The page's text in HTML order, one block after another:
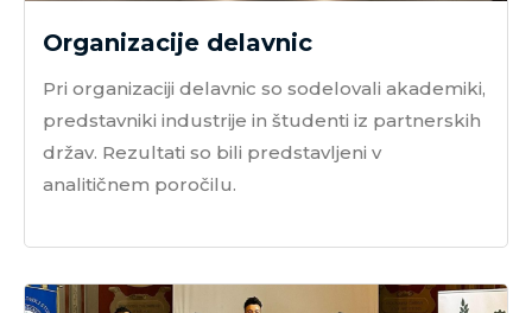
Organizacije delavnic
Pri organizaciji delavnic so sodelovali akademiki,
predstavniki industrije in študenti iz partnerskih
držav. Rezultati so bili predstavljeni v
analitičnem poročilu.